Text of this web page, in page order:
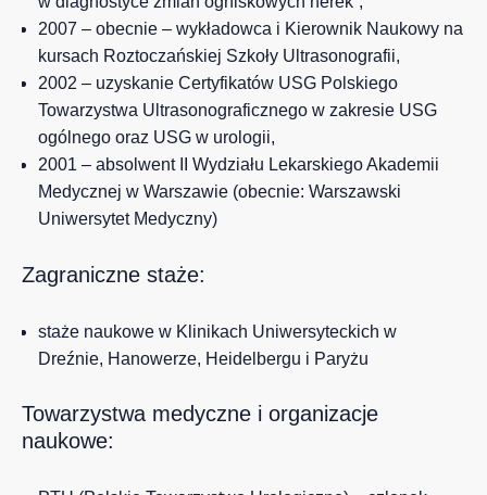
2007 – obecnie – wykładowca i Kierownik Naukowy na
kursach Roztoczańskiej Szkoły Ultrasonografii,
2002 – uzyskanie Certyfikatów USG Polskiego
Towarzystwa Ultrasonograficznego w zakresie USG
ogólnego oraz USG w urologii,
2001 – absolwent II Wydziału Lekarskiego Akademii
Medycznej w Warszawie (obecnie: Warszawski
Uniwersytet Medyczny)
Zagraniczne staże:
staże naukowe w Klinikach Uniwersyteckich w
Dreźnie, Hanowerze, Heidelbergu i Paryżu
Towarzystwa medyczne i organizacje
naukowe: